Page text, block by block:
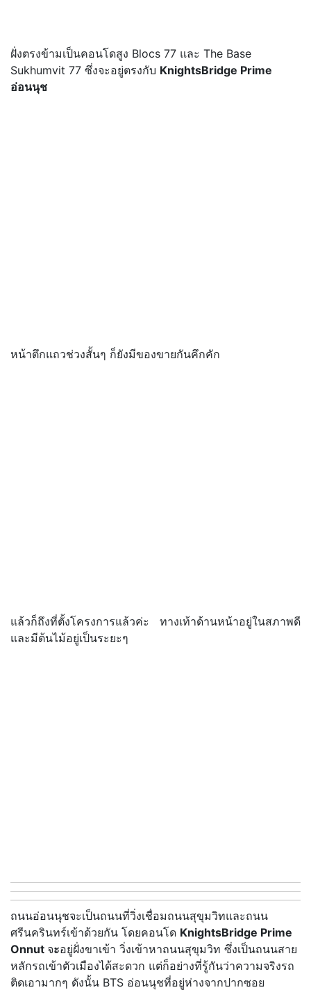
ฝั่งตรงข้ามเป็นคอนโดสูง Blocs 77 และ The Base
Sukhumvit 77 ซึ่งจะอยู่ตรงกับ KnightsBridge Prime
อ่อนนุช
หน้าตึกแถวช่วงสั้นๆ ก็ยังมีของขายกันคึกคัก
แล้วก็ถึงที่ตั้งโครงการแล้วค่ะ ทางเท้าด้านหน้าอยู่ในสภาพดี
และมีต้นไม้อยู่เป็นระยะๆ
ถนนอ่อนนุชจะเป็นถนนที่วิ่งเชื่อมถนนสุขุมวิทและถนน
ศรีนครินทร์เข้าด้วยกัน โดยคอนโด KnightsBridge Prime
Onnut จะอยู่ฝั่งขาเข้า วิ่งเข้าหาถนนสุขุมวิท ซึ่งเป็นถนนสาย
หลักรถเข้าตัวเมืองได้สะดวก แต่ก็อย่างที่รู้กันว่าความจริงรถ
ติดเอามากๆ ดังนั้น BTS อ่อนนุชที่อยู่ห่างจากปากซอย